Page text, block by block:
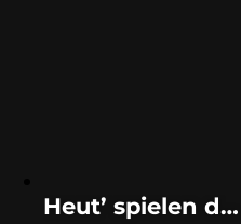
Heut’ spielen die Egerländer (Polka)